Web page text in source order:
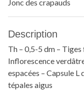
Jonc des crapauds
Description
Th – 0,5-5 dm –
Inflorescence
espacées – Capsule
tépales aigus